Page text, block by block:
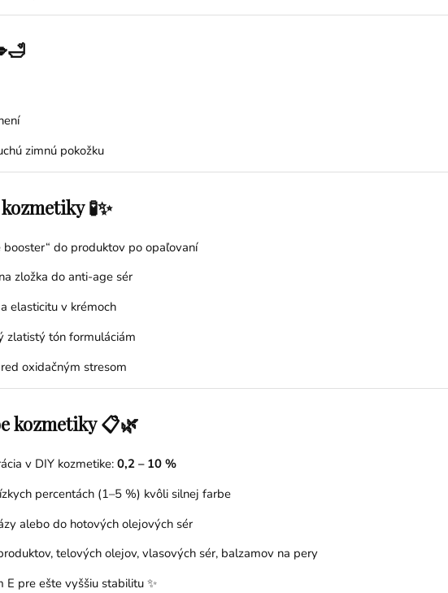
zimnú pokožku
🧪✨
booster“ do produktov po opaľovaní
zložka do anti-age sér
elasticitu v krémoch
zlatistý tón formuláciám
oxidačným stresom
kozmetiky 📋🌿
v DIY kozmetike: 0,2 – 10 %
percentách (1–5 %) kvôli silnej farbe
alebo do hotových olejových sér
telových olejov, vlasových sér, balzamov na pery
pre ešte vyššiu stabilitu ✨